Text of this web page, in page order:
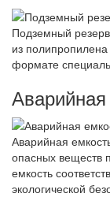
Подземный
из
формате
Аварийная
опасных веществ
емкость
экологической